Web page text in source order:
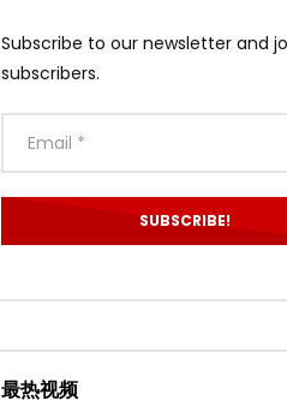
Subscribe to our newsletter and
subscribers.
最热视频